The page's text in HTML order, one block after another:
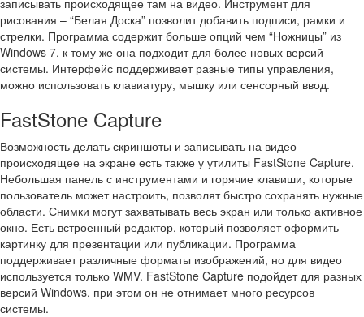
записывать происходящее там на видео. Инструмент для
рисования – “Белая Доска” позволит добавить подписи, рамки и
стрелки. Программа содержит больше опций чем “Ножницы” из
Windows 7, к тому же она подходит для более новых версий
системы. Интерфейс поддерживает разные типы управления,
можно использовать клавиатуру, мышку или сенсорный ввод.
FastStone Capture
Возможность делать скриншоты и записывать на видео
происходящее на экране есть также у утилиты FastStone Capture.
Небольшая панель с инструментами и горячие клавиши, которые
пользователь может настроить, позволят быстро сохранять нужные
области. Снимки могут захватывать весь экран или только активное
окно. Есть встроенный редактор, который позволяет оформить
картинку для презентации или публикации. Программа
поддерживает различные форматы изображений, но для видео
используется только WMV. FastStone Capture подойдет для разных
версий Windows, при этом он не отнимает много ресурсов
системы.